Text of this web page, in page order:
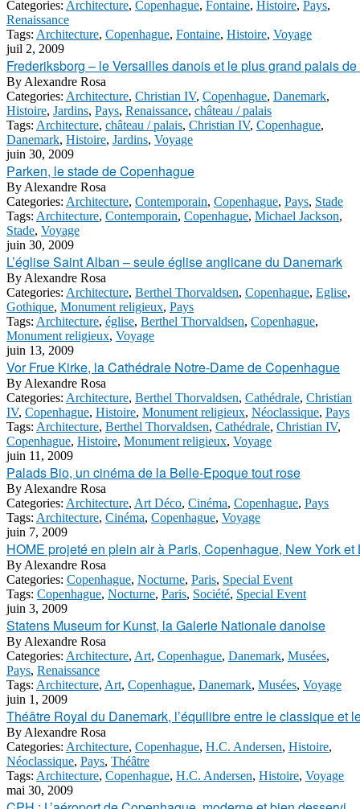
Categories: Architecture, Copenhague, Fontaine, Histoire, Pays,
Renaissance
Tags: Architecture, Copenhague, Fontaine, Histoire, Voyage
juil 2, 2009
Frederiksborg – le Versailles danois et le plus grand palais
By Alexandre Rosa
Categories: Architecture, Christian IV, Copenhague, Danemark,
Histoire, Jardins, Pays, Renaissance, château / palais
Tags: Architecture, château / palais, Christian IV, Copenhague,
Danemark, Histoire, Jardins, Voyage
juin 30, 2009
Parken, le stade de Copenhague
By Alexandre Rosa
Categories: Architecture, Contemporain, Copenhague, Pays, Stade
Tags: Architecture, Contemporain, Copenhague, Michael Jackson,
Stade, Voyage
juin 30, 2009
L’église Saint Alban – seule église anglicane du Danemark
By Alexandre Rosa
Categories: Architecture, Berthel Thorvaldsen, Copenhague, Eglise,
Gothique, Monument religieux, Pays
Tags: Architecture, église, Berthel Thorvaldsen, Copenhague,
Monument religieux, Voyage
juin 13, 2009
Vor Frue Kirke, la Cathédrale Notre-Dame de Copenhague
By Alexandre Rosa
Categories: Architecture, Berthel Thorvaldsen, Cathédrale, Christian
IV, Copenhague, Histoire, Monument religieux, Néoclassique, Pays
Tags: Architecture, Berthel Thorvaldsen, Cathédrale, Christian IV,
Copenhague, Histoire, Monument religieux, Voyage
juin 11, 2009
Palads Bio, un cinéma de la Belle-Epoque tout rose
By Alexandre Rosa
Categories: Architecture, Art Déco, Cinéma, Copenhague, Pays
Tags: Architecture, Cinéma, Copenhague, Voyage
juin 7, 2009
HOME projeté en plein air à Paris, Copenhague, New York et
By Alexandre Rosa
Categories: Copenhague, Nocturne, Paris, Special Event
Tags: Copenhague, Nocturne, Paris, Société, Special Event
juin 3, 2009
Statens Museum for Kunst, la Galerie Nationale danoise
By Alexandre Rosa
Categories: Architecture, Art, Copenhague, Danemark, Musées,
Pays, Renaissance
Tags: Architecture, Art, Copenhague, Danemark, Musées, Voyage
juin 1, 2009
Théâtre Royal du Danemark, l’équilibre entre le classique et
By Alexandre Rosa
Categories: Architecture, Copenhague, H.C. Andersen, Histoire,
Néoclassique, Pays, Théâtre
Tags: Architecture, Copenhague, H.C. Andersen, Histoire, Voyage
mai 30, 2009